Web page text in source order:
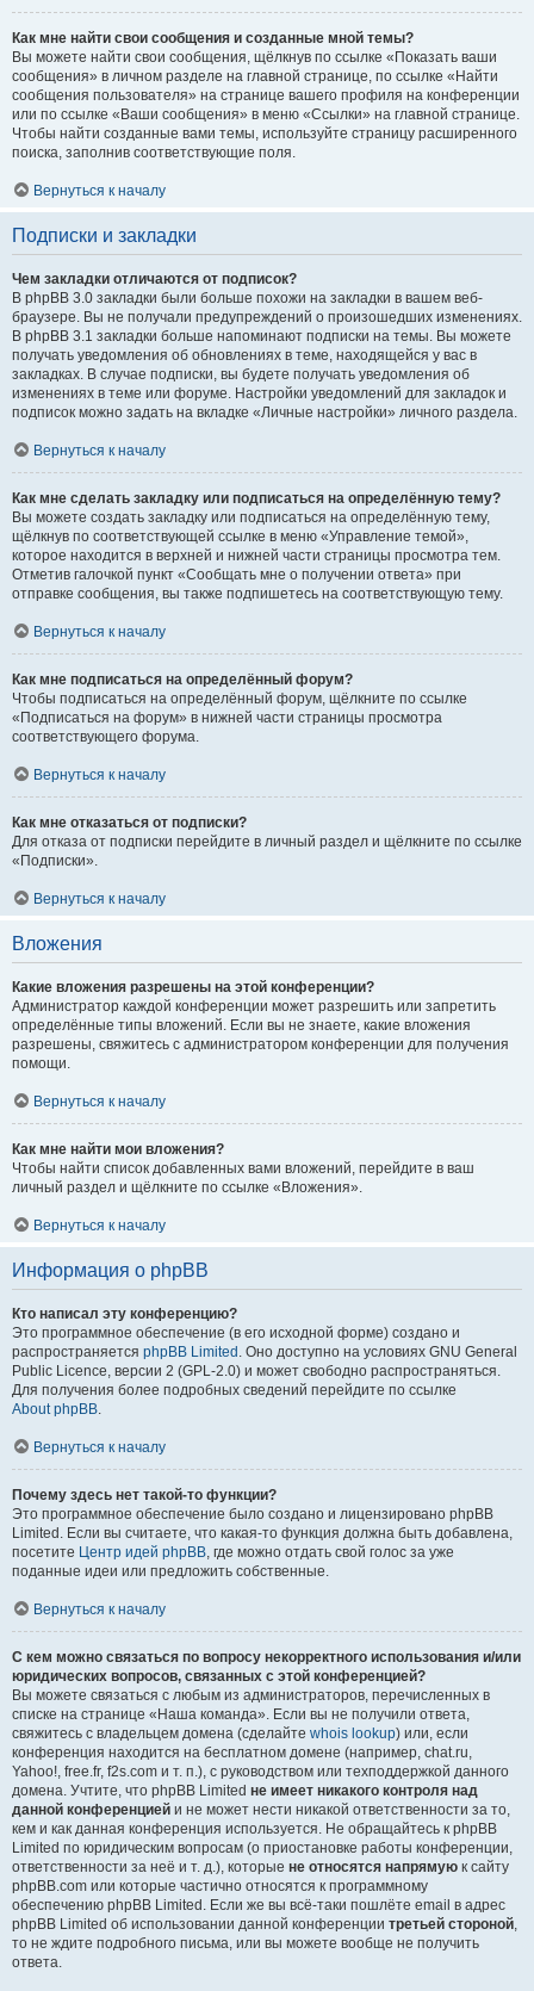
Как мне найти свои сообщения и созданные мной темы?
Вы можете найти свои сообщения, щёлкнув по ссылке «Показать ваши
сообщения» в личном разделе на главной странице, по ссылке «Найти
сообщения пользователя» на странице вашего профиля на конференции
или по ссылке «Ваши сообщения» в меню «Ссылки» на главной странице.
Чтобы найти созданные вами темы, используйте страницу расширенного
поиска, заполнив соответствующие поля.
Вернуться к началу
Подписки и закладки
Чем закладки отличаются от подписок?
В phpBB 3.0 закладки были больше похожи на закладки в вашем веб-
браузере. Вы не получали предупреждений о произошедших изменениях.
В phpBB 3.1 закладки больше напоминают подписки на темы. Вы можете
получать уведомления об обновлениях в теме, находящейся у вас в
закладках. В случае подписки, вы будете получать уведомления об
изменениях в теме или форуме. Настройки уведомлений для закладок и
подписок можно задать на вкладке «Личные настройки» личного раздела.
Вернуться к началу
Как мне сделать закладку или подписаться на определённую тему?
Вы можете создать закладку или подписаться на определённую тему,
щёлкнув по соответствующей ссылке в меню «Управление темой»,
которое находится в верхней и нижней части страницы просмотра тем.
Отметив галочкой пункт «Сообщать мне о получении ответа» при
отправке сообщения, вы также подпишетесь на соответствующую тему.
Вернуться к началу
Как мне подписаться на определённый форум?
Чтобы подписаться на определённый форум, щёлкните по ссылке
«Подписаться на форум» в нижней части страницы просмотра
соответствующего форума.
Вернуться к началу
Как мне отказаться от подписки?
Для отказа от подписки перейдите в личный раздел и щёлкните по ссылке
«Подписки».
Вернуться к началу
Вложения
Какие вложения разрешены на этой конференции?
Администратор каждой конференции может разрешить или запретить
определённые типы вложений. Если вы не знаете, какие вложения
разрешены, свяжитесь с администратором конференции для получения
помощи.
Вернуться к началу
Как мне найти мои вложения?
Чтобы найти список добавленных вами вложений, перейдите в ваш
личный раздел и щёлкните по ссылке «Вложения».
Вернуться к началу
Информация о phpBB
Кто написал эту конференцию?
Это программное обеспечение (в его исходной форме) создано и
распространяется phpBB Limited . Оно доступно на условиях GNU General
Public Licence, версии 2 (GPL-2.0) и может свободно распространяться.
Для получения более подробных сведений перейдите по ссылке
About phpBB.
Вернуться к началу
Почему здесь нет такой-то функции?
Это программное обеспечение было создано и лицензировано phpBB
Limited. Если вы считаете, что какая-то функция должна быть добавлена,
посетите Центр идей phpBB, где можно отдать свой голос за уже
поданные идеи или предложить собственные.
Вернуться к началу
С кем можно связаться по вопросу некорректного использования и/или
юридических вопросов, связанных с этой конференцией?
Вы можете связаться с любым из администраторов, перечисленных в
списке на странице «Наша команда». Если вы не получили ответа,
свяжитесь с владельцем домена (сделайте whois lookup) или, если
конференция находится на бесплатном домене (например, chat.ru,
Yahoo!, free.fr, f2s.com и т. п.), с руководством или техподдержкой данного
домена. Учтите, что phpBB Limited не имеет никакого контроля над
данной конференцией и не может нести никакой ответственности за то,
кем и как данная конференция используется. Не обращайтесь к phpBB
Limited по юридическим вопросам (о приостановке работы конференции,
ответственности за неё и т. д.), которые не относятся напрямую к сайту
phpBB.com или которые частично относятся к программному
обеспечению phpBB Limited. Если же вы всё-таки пошлёте email в адрес
phpBB Limited об использовании данной конференции третьей стороной,
то не ждите подробного письма, или вы можете вообще не получить
ответа.